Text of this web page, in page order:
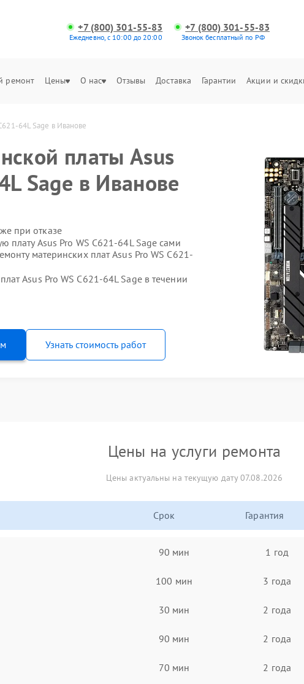
+7 (800) 301-55-83
Ежедневно, с 10:00 до 20:00
+7 (800) 301-55-83
Звонок бесплатный по РФ
ремонт Цены О нас Отзывы Доставка Гарантии Акции и
64L Sage в Иванове
платы Asus
Sage в Иванове
при отказе
плату Asus Pro WS C621-64L Sage сами
материнских плат Asus Pro WS C621-
Asus Pro WS C621-64L Sage в течении
Узнать стоимость работ
Цены на услуги ремонта
Цены актуальны на текущую дату 07.08.2026
Срок Гарантия
90 мин 1 год
100 мин 3 года
30 мин 2 года
90 мин 2 года
70 мин 2 года